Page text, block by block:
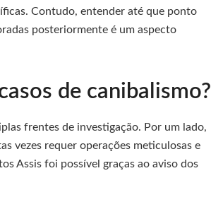
Contudo, entender até que ponto
posteriormente é um aspecto
de canibalismo?
frentes de investigação. Por um lado,
vezes requer operações meticulosas e
Assis foi possível graças ao aviso dos